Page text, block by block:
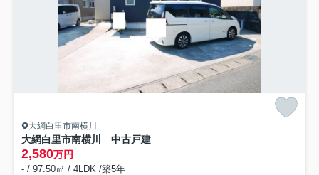
大網白里市南横川
大網白里市南横川 中古戸建
2,580万円
- / 97.50㎡ / 4LDK /築5年